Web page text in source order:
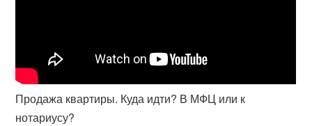
Продажа квартиры. Куда идти? В МФЦ или к
нотариусу?